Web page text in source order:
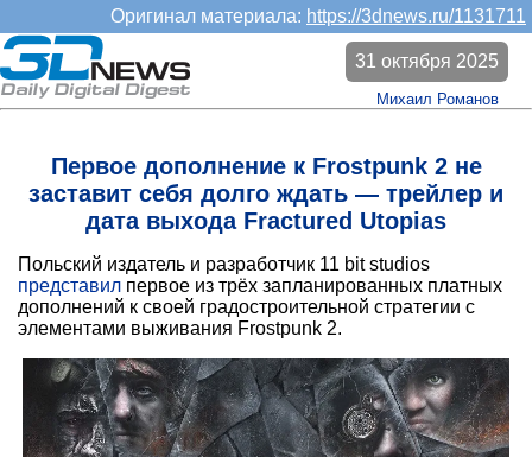
Оригинал материала: https://3dnews.ru/1131711
Первое дополнение к Frostpunk 2 не
заставит себя долго ждать — трейлер и
дата выхода Fractured Utopias
31 октября 2025
Михаил Романов
Польский издатель и разработчик 11 bit studios
представил первое из трёх запланированных платных
дополнений к своей градостроительной стратегии с
элементами выживания Frostpunk 2.